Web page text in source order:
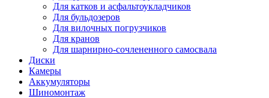
Для катков и асфальтоукладчиков
Для бульдозеров
Для вилочных погрузчиков
Для кранов
Для шарнирно-сочлененного самосвала
Диски
Камеры
Аккумуляторы
Шиномонтаж